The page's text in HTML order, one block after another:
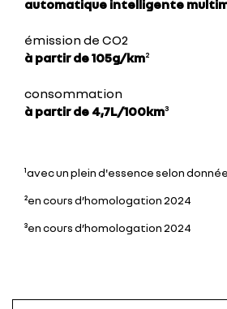
automatique intelligente
émission de CO2
à partir de 105g/km²
consommation
à partir de 4,7L/100km³
¹avec un plein d'essence selon
²en cours d’homologation 2024
³en cours d’homologation 2024